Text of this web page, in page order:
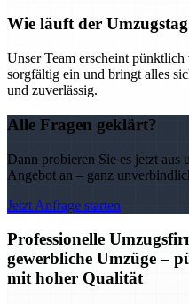
Wie läuft der
Unser Team erscheint
sorgfältig ein und bringt alles
und zuverlässig.
Alle Fragen geklärt?
Dann probieren Sie es jetzt
Angebot an – ganz
Jetzt Anfrage starten
Professionelle
gewerbliche Umzüge –
mit hoher Qualität